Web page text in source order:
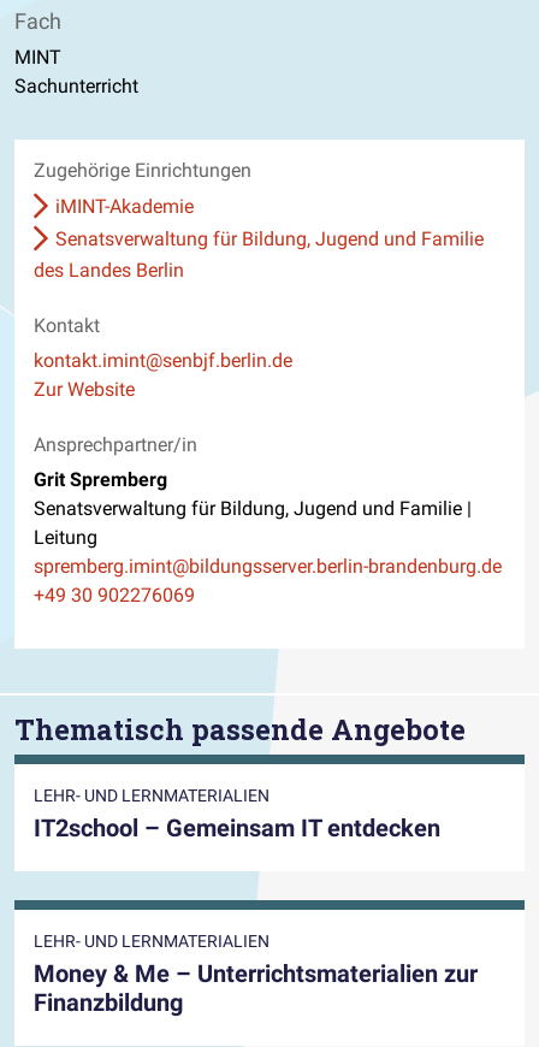
Fach
MINT
Sachunterricht
Zugehörige Einrichtungen
iMINT-Akademie
Senatsverwaltung für Bildung, Jugend und Familie
des Landes Berlin
Kontakt
E-Mail
kontakt.imint@senbjf.berlin.de
Website
Zur Website
Ansprechpartner/in
Grit Spremberg
Senatsverwaltung für Bildung, Jugend und Familie |
Leitung
E-Mail
spremberg.imint@bildungsserver.berlin-brandenburg.de
Telefon
+49 30 902276069
Thematisch passende Angebote
LEHR- UND LERNMATERIALIEN
IT2school – Gemeinsam IT entdecken
LEHR- UND LERNMATERIALIEN
Money & Me – Unterrichtsmaterialien zur
Finanzbildung